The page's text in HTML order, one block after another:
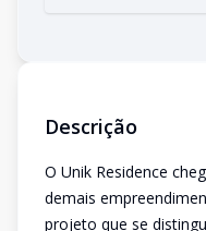
Descrição
O Unik Residence
demais
projeto que se